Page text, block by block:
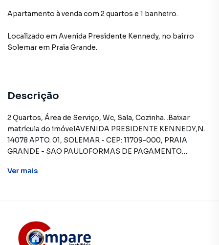
Apartamento à venda com 2 quartos e 1 banheiro.
Localizado em Avenida Presidente Kennedy, no bairro
Solemarem Praia Grande.
Descrição
2 Quartos, Área de Serviço, Wc, Sala, Cozinha. .Baixar
matrícula do imóvelAVENIDA PRESIDENTE KENNEDY,N.
14078 APTO. 01, SOLEMAR - CEP: 11709-000, PRAIA
GRANDE - SAO PAULOFORMAS DE PAGAMENTO
Consulte condições e enquadramento.REGRAS PARA
apenas do valor que exceder o limite de 10% do valor de
avaliação. Tributos: Sob responsabilidade do
Ver mais